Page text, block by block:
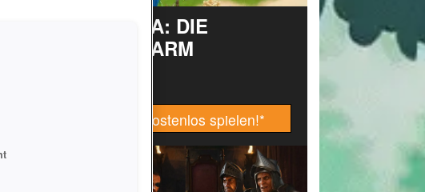
TAONGA: DIE
INSELFARM
Jetzt kostenlos spielen!*